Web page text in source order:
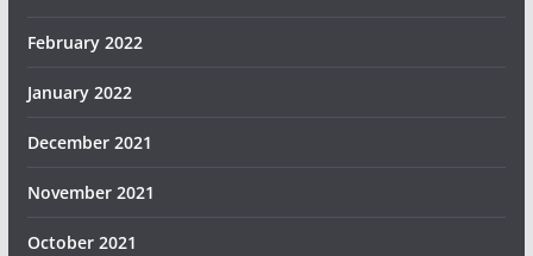
February 2022
January 2022
December 2021
November 2021
October 2021